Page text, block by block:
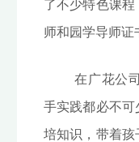
了不少特色课
师和园学导师证
在广花公
手实践都必不可
培知识，带着